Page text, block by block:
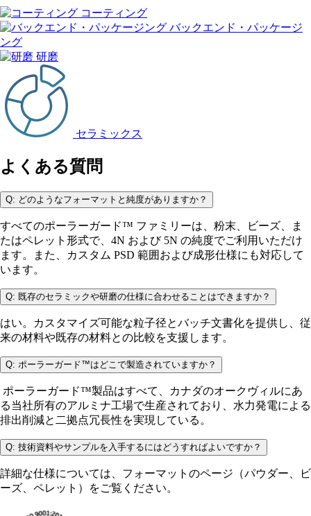
コーティング
バックエンド・パッケージ
ング
研磨
セラミックス
よくある質問
Q: どのようなフォーマットと純度がありますか？
すべてのポーラーガード™ ファミリーは、粉末、ビーズ、ま
たはペレット形式で、4N および 5N の純度でご利用いただけ
ます。また、カスタム PSD 範囲および成形仕様にも対応して
います。
Q: 既存のセラミックや研磨の仕様に合わせることはできますか？
はい。カスタマイズ可能な粒子径とバッチ文書化を提供し、従
来の材料や既存の材料との比較を支援します。
Q: ポーラーガード™はどこで製造されていますか？
ポーラーガード™製品はすべて、カナダのオークヴィルにあ
る当社所有のアルミナ工場で生産されており、水力発電による
排出削減と二拠点冗長性を実現している。
Q: 技術資料やサンプルを入手するにはどうすればよいですか？
詳細な仕様については、フォーマットのページ（パウダー、ビ
ーズ、ペレット）をご覧ください。